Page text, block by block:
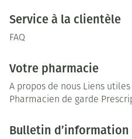
Service à la clientèle
FAQ
Votre pharmacie
A propos de nous Liens utiles
Pharmacien de garde
Bulletin d’information